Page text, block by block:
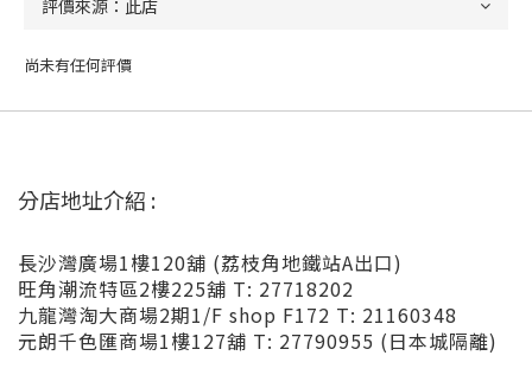
尚未有任何評價
分店地址介紹 :
長沙灣廣場1樓120舖 (荔枝角地鐵站A出口)
旺角潮流特區2樓225舖 T: 27718202
九龍灣淘大商場2期1/F shop F172 T: 21160348
元朗千色匯商場1樓127舖 T: 27790955 (日本城隔離)